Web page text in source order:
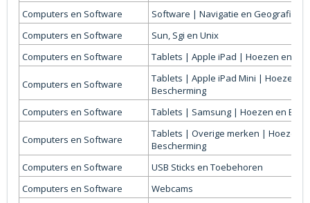
Computers en Software
Software | Navigatie en Geografie
Computers en Software
Sun, Sgi en Unix
Computers en Software
Tablets | Apple iPad | Hoezen en
Computers en Software
Tablets | Apple iPad Mini | Hoezen
Bescherming
Computers en Software
Tablets | Samsung | Hoezen en
Computers en Software
Tablets | Overige merken | Hoezen
Bescherming
Computers en Software
USB Sticks en Toebehoren
Computers en Software
Webcams